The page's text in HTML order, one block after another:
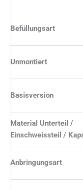
Befüllungsart
Unmontiert
Basisversion
Material Unterteil /
Einschweissteil /
Anbringungsart